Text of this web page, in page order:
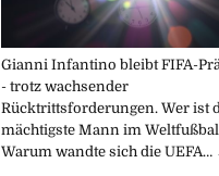
Gianni Infantino bleibt FIFA-
- trotz wachsender
Rücktrittsforderungen. Wer ist
mächtigste Mann im
Warum wandte sich die UEFA…